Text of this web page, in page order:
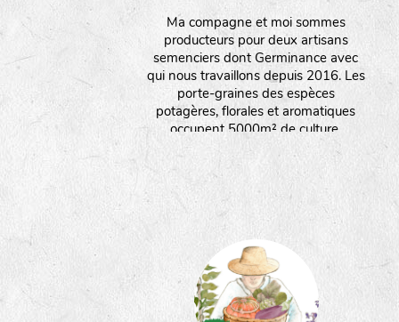
Ma compagne et moi sommes
producteurs pour deux artisans
semenciers dont Germinance avec
qui nous travaillons depuis 2016. Les
porte-graines des espèces
potagères, florales et aromatiques
occupent 5000m² de culture.
Instalée en plaine céréalière
valonnée et semi boisée, la ferme
produit aussi des céréales et du
fourrage. Nous orientons nos choix
vers un maximum d'espèces
produites en culture sèche.